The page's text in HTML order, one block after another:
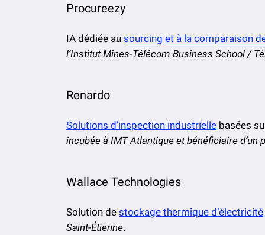
Procureezy
IA dédiée au sourcing et à la comparaison
l’Institut Mines-Télécom Business School /
Renardo
Solutions d’inspection industrielle basées
incubée à IMT Atlantique et bénéficiaire d’un
Wallace Technologies
Solution de stockage thermique d’électricité
Saint-Étienne.